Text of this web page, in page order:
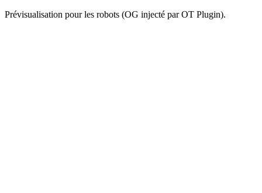
Prévisualisation pour les robots (OG injecté par OT Plugin).